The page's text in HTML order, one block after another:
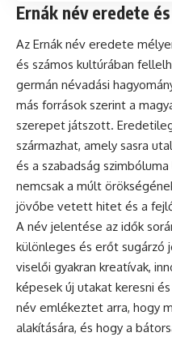
Ernák név eredete
Az Ernák név eredete
és számos kultúrában
germán névadási
más források szerint a
szerepet játszott.
származhat, amely sasra
és a szabadság
nemcsak a múlt
jövőbe vetett hitet és a
A név jelentése az idők
különleges és erőt sugárzó
viselői gyakran kreatívak,
képesek új utakat keresni
név emlékeztet arra, hogy
alakítására, és hogy a